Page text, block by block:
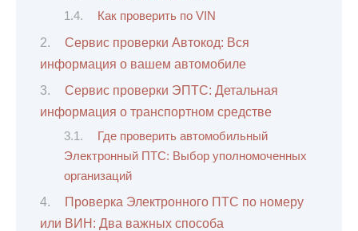
Как проверить по VIN
Сервис проверки Автокод: Вся
информация о вашем автомобиле
Сервис проверки ЭПТС: Детальная
информация о транспортном средстве
Где проверить автомобильный
Электронный ПТС: Выбор уполномоченных
организаций
Проверка Электронного ПТС по номеру
или ВИН: Два важных способа